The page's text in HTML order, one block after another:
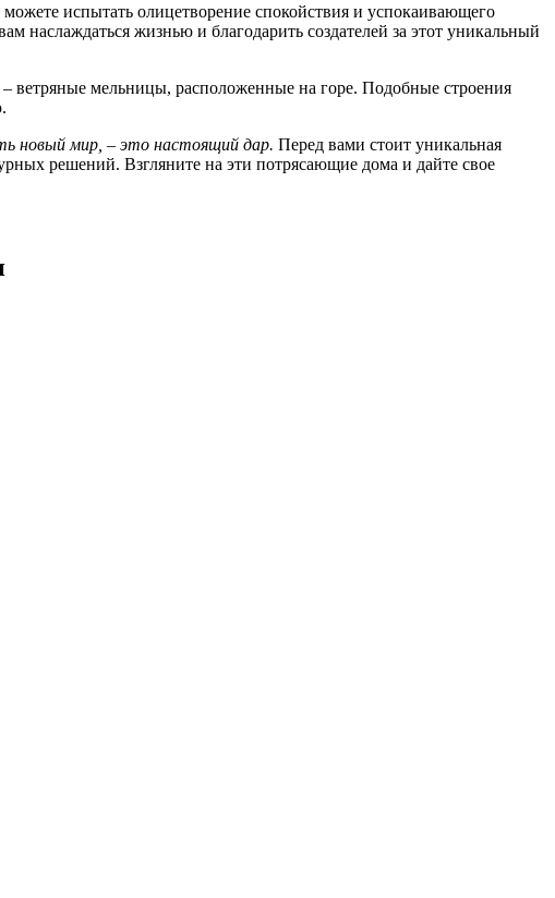
испытать олицетворение спокойствия и успокаивающего
наслаждаться жизнью и благодарить создателей за этот уникальный
ветряные мельницы, расположенные на горе. Подобные строения
новый мир, – это настоящий дар. Перед вами стоит уникальная
решений. Взгляните на эти потрясающие дома и дайте свое